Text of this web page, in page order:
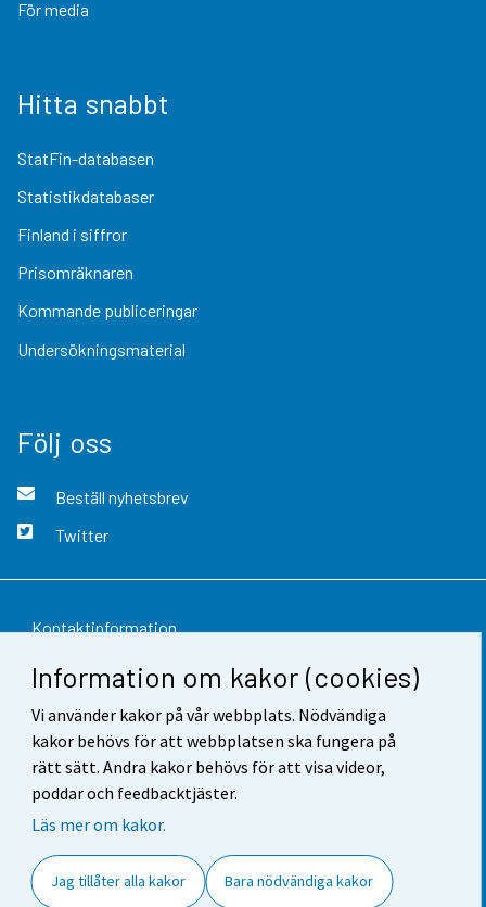
Information om kakor (cookies)
Vi använder kakor på vår webbplats. Nödvändiga
kakor behövs för att webbplatsen ska fungera på
rätt sätt. Andra kakor behövs för att visa videor,
poddar och feedbacktjäster.
Läs mer om kakor.
Jag tillåter alla kakor Bara nödvändiga kakor
För media
Hitta snabbt
StatFin-databasen
Statistikdatabaser
Finland i siffror
Prisomräknaren
Kommande publiceringar
Undersökningsmaterial
Följ oss
Beställ nyhetsbrev
Twitter
Kontaktinformation
Respons
Användarvillkor
Dataskydd
Tillgänglighet
Cookie-inställningar